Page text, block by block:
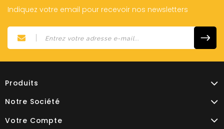
Indiquez votre email pour recevoir nos newsletters
Produits
Notre Société
Votre Compte